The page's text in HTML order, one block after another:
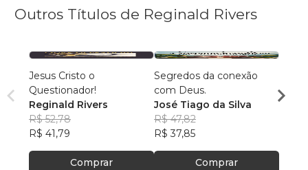
Outros Títulos de Reginald Rivers
Jesus Cristo o
Questionador!
Reginald Rivers
R$ 52,78
R$ 41,79
Comprar
Segredos da conexão
com Deus.
José Tiago da Silva
R$ 47,82
R$ 37,85
Comprar
José
R$